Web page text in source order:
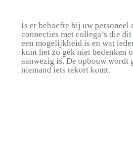
Is er behoefte bij uw personeel
connecties met collega’s die
een mogelijkheid is en wat
kunt het zo gek niet bedenken
aanwezig is. De opbouw wordt
niemand iets tekort komt.